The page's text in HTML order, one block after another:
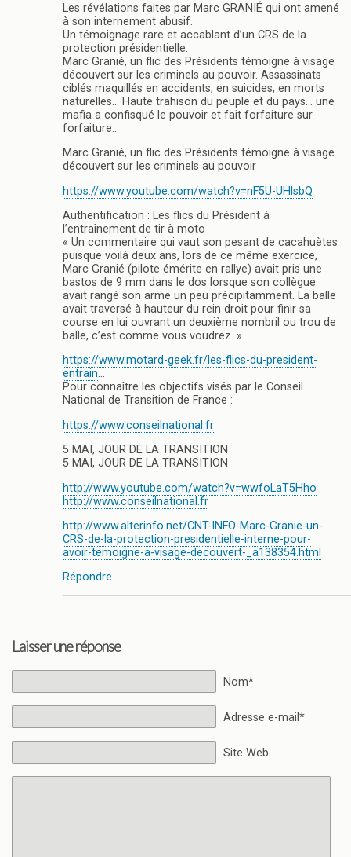
Les révélations faites par Marc GRANIÉ qui ont amené
à son internement abusif.
Un témoignage rare et accablant d’un CRS de la
protection présidentielle.
Marc Granié, un flic des Présidents témoigne à visage
découvert sur les criminels au pouvoir. Assassinats
ciblés maquillés en accidents, en suicides, en morts
naturelles… Haute trahison du peuple et du pays… une
mafia a confisqué le pouvoir et fait forfaiture sur
forfaiture…
Marc Granié, un flic des Présidents témoigne à visage
découvert sur les criminels au pouvoir
https://www.youtube.com/watch?v=nF5U-UHlsbQ
Authentification : Les flics du Président à
l’entraînement de tir à moto
« Un commentaire qui vaut son pesant de cacahuètes
puisque voilà deux ans, lors de ce même exercice,
Marc Granié (pilote émérite en rallye) avait pris une
bastos de 9 mm dans le dos lorsque son collègue
avait rangé son arme un peu précipitamment. La balle
avait traversé à hauteur du rein droit pour finir sa
course en lui ouvrant un deuxième nombril ou trou de
balle, c’est comme vous voudrez. »
https://www.motard-geek.fr/les-flics-du-president-
entrain…
Pour connaître les objectifs visés par le Conseil
National de Transition de France :
https://www.conseilnational.fr
5 MAI, JOUR DE LA TRANSITION
5 MAI, JOUR DE LA TRANSITION
http://www.youtube.com/watch?v=wwfoLaT5Hho
http://www.conseilnational.fr
http://www.alterinfo.net/CNT-INFO-Marc-Granie-un-
CRS-de-la-protection-presidentielle-interne-pour-
avoir-temoigne-a-visage-decouvert-_a138354.html
Répondre
Laisser une réponse
Nom*
Adresse e-mail*
Site Web